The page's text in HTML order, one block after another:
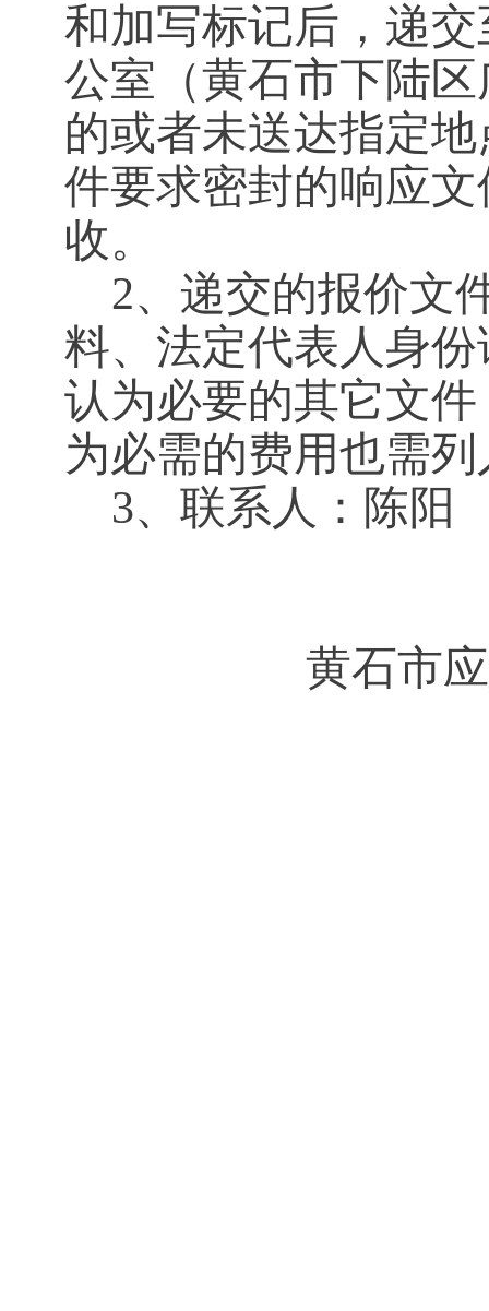
和加写标记后，递
公室（黄石市下陆
的或者未送达指定
件要求密封的响应
收。
2、递交的报价文
料、法定代表人身
认为必要的其它文件
为必需的费用也需
3、联系人：陈阳
黄石市应急管